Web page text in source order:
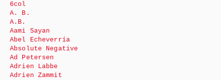
6col
A. B.
A.B.
Aami Sayan
Abel Echeverría
Absolute Negative
Ad Petersen
Adrien Labbe
Adrien Zammit